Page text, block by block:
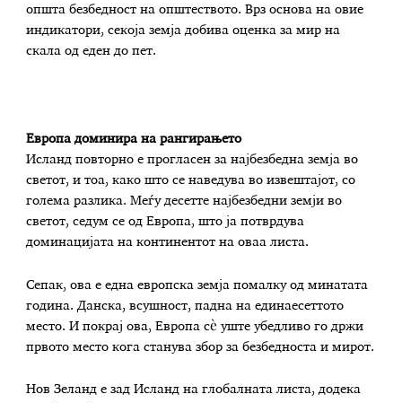
општа безбедност на општеството. Врз основа на овие
индикатори, секоја земја добива оценка за мир на
скала од еден до пет.
Европа доминира на рангирањето
Исланд повторно е прогласен за најбезбедна земја во
светот, и тоа, како што се наведува во извештајот, со
голема разлика. Меѓу десетте најбезбедни земји во
светот, седум се од Европа, што ја потврдува
доминацијата на континентот на оваа листа.
Сепак, ова е една европска земја помалку од минатата
година. Данска, всушност, падна на единаесеттото
место. И покрај ова, Европа сè уште убедливо го држи
првото место кога станува збор за безбедноста и мирот.
Нов Зеланд е зад Исланд на глобалната листа, додека